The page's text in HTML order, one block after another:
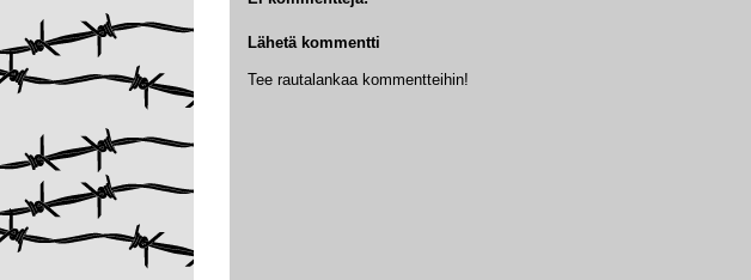
Lähetä kommentti
Tee rautalankaa kommentteihin!